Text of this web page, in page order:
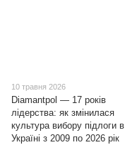
10 травня 2026
Diamantpol — 17 років
лідерства: як змінилася
культура вибору підлоги в
Україні з 2009 по 2026 рік